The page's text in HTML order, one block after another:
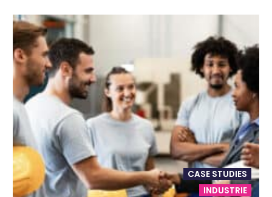
INDUSTRIE
CASE STUDIES